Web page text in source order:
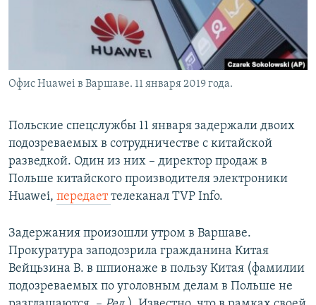
Офис Huawei в Варшаве. 11 января 2019 года.
Польские спецслужбы 11 января задержали двоих
подозреваемых в сотрудничестве с китайской
разведкой. Один из них – директор продаж в
Польше китайского производителя электроники
Huawei, передаеттелеканал TVP Info.
Задержания произошли утром в Варшаве.
Прокуратура заподозрила гражданина Китая
Вейцьзина В. в шпионаже в пользу Китая (фамилии
подозреваемых по уголовным делам в Польше не